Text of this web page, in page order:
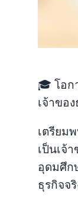
🎓 โอก
เจ้าขอ
เตรียม
เป็นเจ้
อุดมศึก
ธุรกิจจ